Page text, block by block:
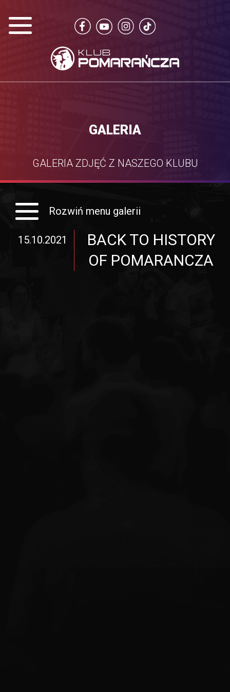
GALERIA
GALERIA ZDJĘĆ Z NASZEGO KLUBU
Rozwiń menu galerii
15.10.2021
BACK TO HISTORY
OF POMARANCZA